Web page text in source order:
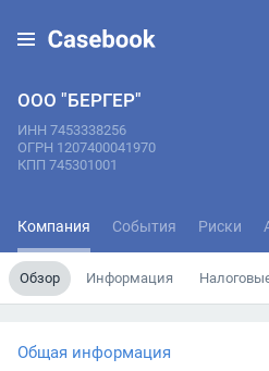
ООО "БЕРГЕР"
ИНН 7453338256
ОГРН 1207400041970
КПП 745301001
Компания События Риски
Обзор Информация
Общая информация